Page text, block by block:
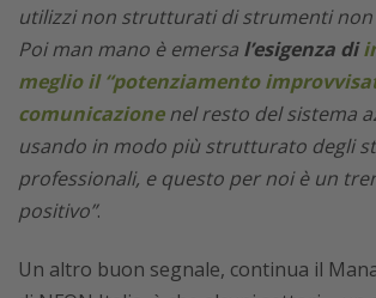
utilizzi non strutturati di strumenti non
Poi man mano è emersa l’esigenza di
meglio il “potenziamento
comunicazionenel resto del sistema
usando in modo più strutturato degli
professionali, e questo per noi è un
positivo”.
Un altro buon segnale, continua il